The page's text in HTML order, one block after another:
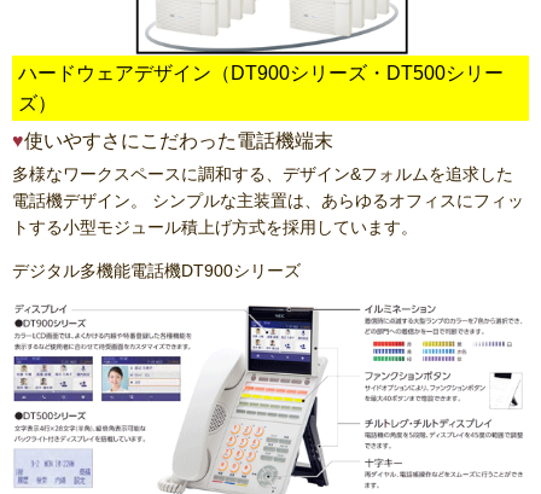
ハードウェアデザイン（DT900シリーズ・DT500シリー
ズ）
使いやすさにこだわった電話機端末
多様なワークスペースに調和する、デザイン&フォルムを追求した
電話機デザイン。 シンプルな主装置は、あらゆるオフィスにフィッ
トする小型モジュール積上げ方式を採用しています。
デジタル多機能電話機DT900シリーズ